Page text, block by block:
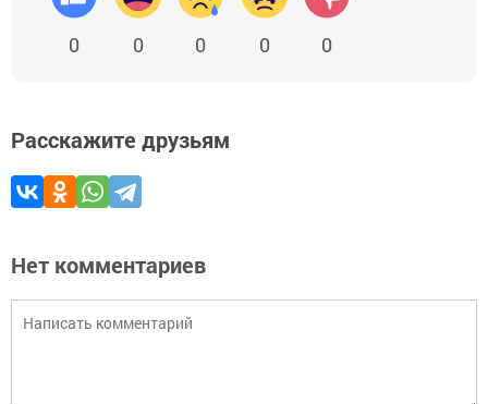
0 0 0 0 0
Расскажите друзьям
Нет комментариев